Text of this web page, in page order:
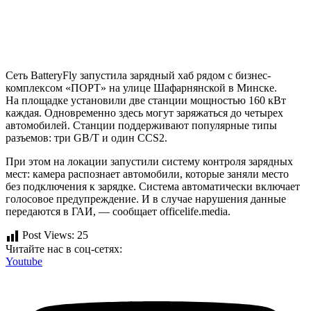
Сеть BatteryFly запустила зарядный хаб рядом с бизнес-
комплексом «ПОРТ» на улице Шафарнянской в Минске.
На площадке установили две станции мощностью 160 кВт
каждая. Одновременно здесь могут заряжаться до четырех
автомобилей. Станции поддерживают популярные типы
разъемов: три GB/T и один CCS2.
При этом на локации запустили систему контроля зарядных
мест: камера распознает автомобили, которые заняли место
без подключения к зарядке. Система автоматически включает
голосовое предупреждение. И в случае нарушения данные
передаются в ГАИ, — сообщает officelife.mediа.
Post Views: 25
Читайте нас в соц-сетях:
Youtube